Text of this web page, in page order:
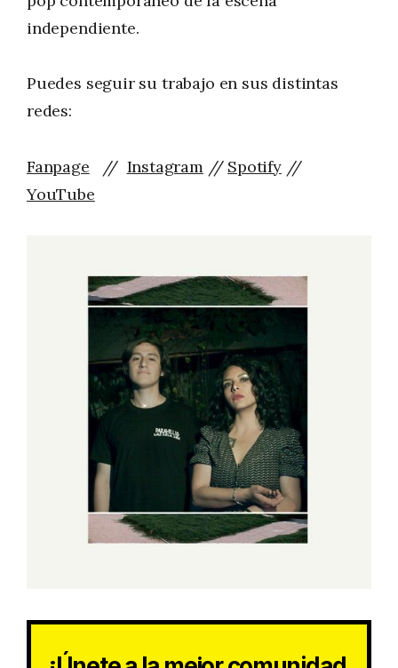
independiente.
Puedes seguir su trabajo en sus distintas
redes:
Fanpage // Instagram// Spotify//
YouTube